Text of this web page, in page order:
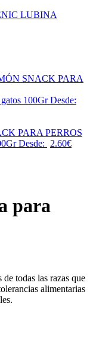
100Gr Desde:
Desde: 2.60€
para
todas las razas que
alimentarias